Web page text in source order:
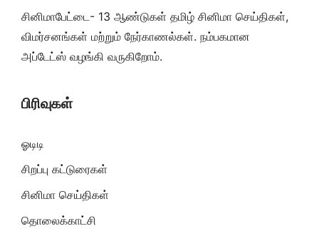
சினிமாபேட்டை- 13 ஆண்டுகள் தமிழ் சினிமா செய்திகள்,
விமர்சனங்கள் மற்றும் நேர்காணல்கள். நம்பகமான
அப்டேட்ஸ் வழங்கி வருகிறோம்.
பிரிவுகள்
ஓடிடி
சிறப்பு கட்டுரைகள்
சினிமா செய்திகள்
தொலைக்காட்சி